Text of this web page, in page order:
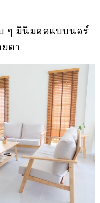
ๆ มินิมอลแบบนอร์
ตา